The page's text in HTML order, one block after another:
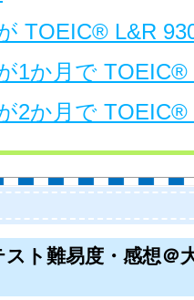
TOEIC® L&R
1か月で
2か月で TOEIC®
ト難易度・感想＠